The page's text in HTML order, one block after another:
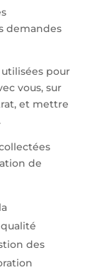
demandes
pour
vous, sur
et mettre
de
des